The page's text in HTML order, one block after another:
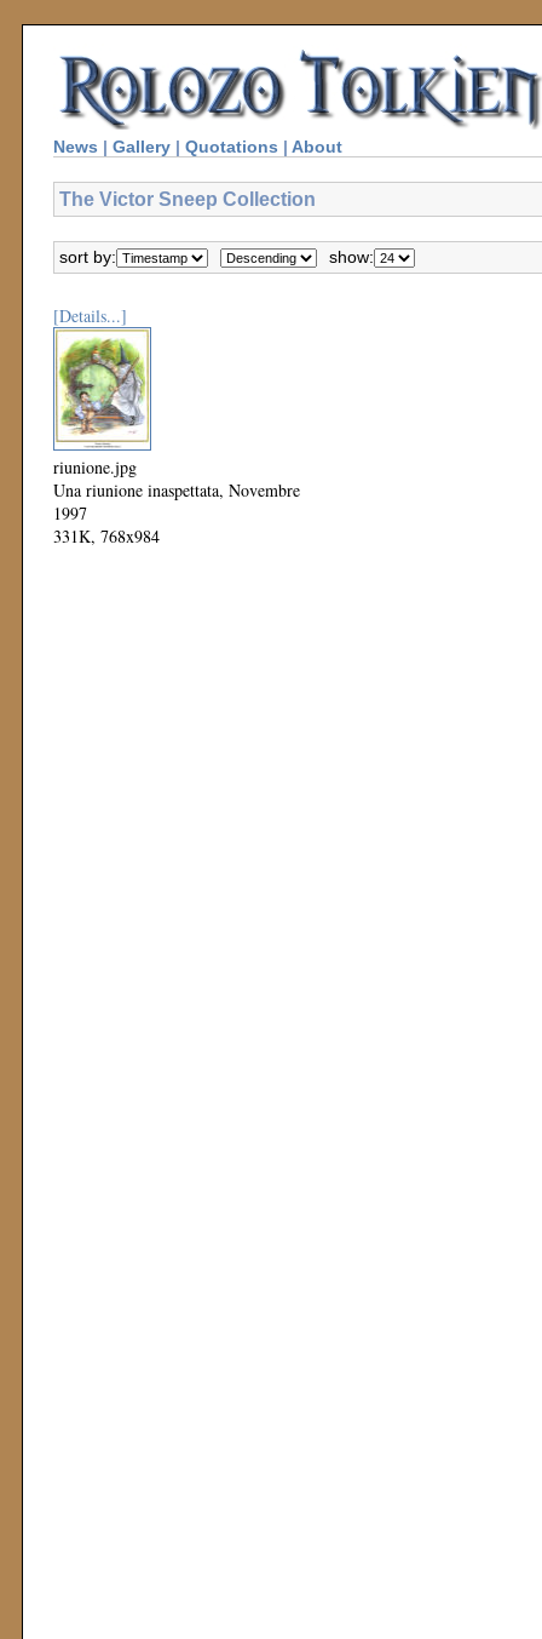
News | Gallery | Quotations | About
The Victor Sneep Collection
sort by: show:
[Details...]
riunione.jpg
Una riunione inaspettata, Novembre
1997
331K, 768x984